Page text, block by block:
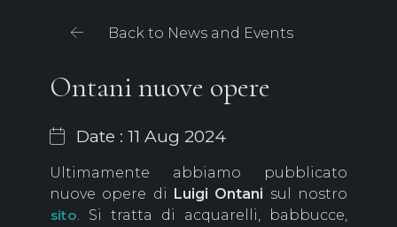
Back to News and Events
Ontani nuove opere
Date : 11 Aug 2024
Ultimamente abbiamo pubblicato
nuove opere di Luigi Ontani sul nostro
sito. Si tratta di acquarelli, babbucce,